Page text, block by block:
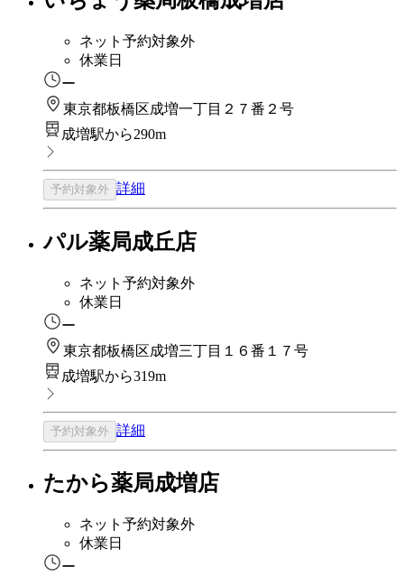
ネット予約対象外
休業日
ー
東京都板橋区成増一丁目２７番２号
成増駅から290m
予約対象外 詳細
パル薬局成丘店
ネット予約対象外
休業日
ー
東京都板橋区成増三丁目１６番１７号
成増駅から319m
予約対象外 詳細
たから薬局成増店
ネット予約対象外
休業日
ー